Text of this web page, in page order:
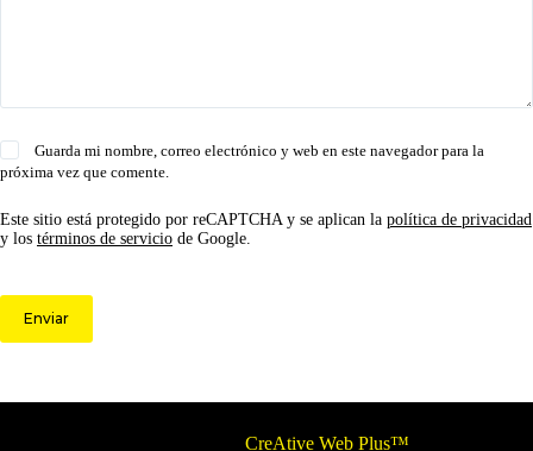
Guarda mi nombre, correo electrónico y web en este navegador para la
próxima vez que comente.
Este sitio está protegido por reCAPTCHA y se aplican la política de privacidad
y los términos de servicio de Google.
Enviar
Optimizado porCreAtive Web Plus™